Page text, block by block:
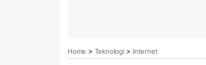
Home > Teknologi > Internet